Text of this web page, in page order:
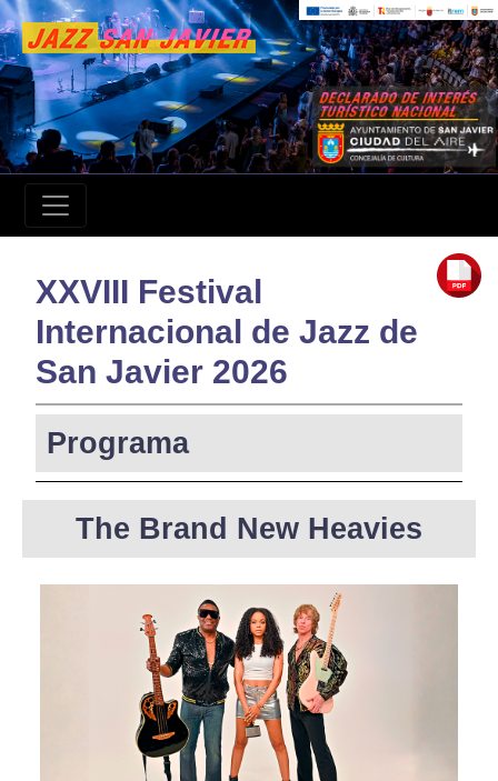
XXVIII Festival
Internacional de Jazz de
San Javier 2026
Programa
The Brand New Heavies